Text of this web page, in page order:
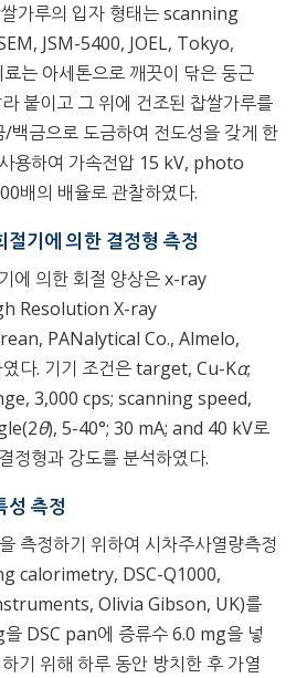
가루의 입자 형태는 scanning
JSM-5400, JOEL, Tokyo,
는 아세톤으로 깨끗이 닦은 둥근
붙이고 그 위에 건조된 찹쌀가루를
백금으로 도금하여 전도성을 갖게 한
용하여 가속전압 15 kV, photo
배의 배율로 관찰하였다.
기에 의한 결정형 측정
에 의한 회절 양상은 x-ray
Resolution X-ray
PANalytical Co., Almelo,
다. 기기 조건은 target, Cu-Kα;
3,000 cps; scanning speed,
θ), 5-40°; 30 mA; and 40 kV로
정형과 강도를 분석하였다.
성 측정
측정하기 위하여 시차주사열량측정
calorimetry, DSC-Q1000,
Olivia Gibson, UK)를
DSC pan에 증류수 6.0 mg을 넣
기 위해 하루 동안 방치한 후 가열